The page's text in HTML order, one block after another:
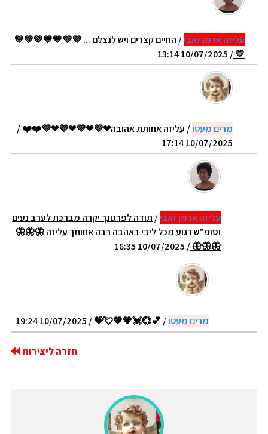
עליזה ארמן זאבי/ החיים קצרים ויש לנצלם ... 💜💜💙💙💚💚💛
💛
/ 10/07/2025 13:14
מרים מעטו/ עליזה אחותת אהובה❤💜❤💜❤💜❤💜❤️❤️/
10/07/2025 17:14
עליזה ארמן זאבי/ תודה לפרגונך יקרה מברכת לערב נעים
וסופ"ש רגוע מכל ליבי באהבה רבה אחותך עליזה 🦋🦋🦋
🦋🦋🦋
/ 10/07/2025 18:35
מרים מעטו/
💕💞💓💗💖💘💝
/ 10/07/2025 19:24
חזרה ליצירות